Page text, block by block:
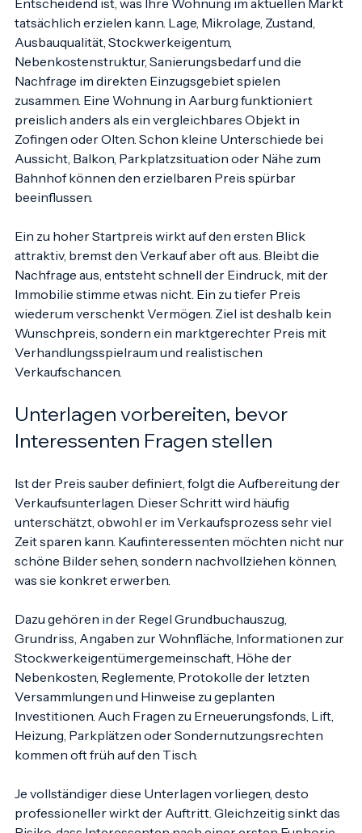
Entscheidend ist, was Ihre Wohnung im aktuellen Markt
tatsächlich erzielen kann. Lage, Mikrolage, Zustand,
Ausbauqualität, Stockwerkeigentum,
Nebenkostenstruktur, Sanierungsbedarf und die
Nachfrage im direkten Einzugsgebiet spielen
zusammen. Eine Wohnung in Aarburg funktioniert
preislich anders als ein vergleichbares Objekt in
Zofingen oder Olten. Schon kleine Unterschiede bei
Aussicht, Balkon, Parkplatzsituation oder Nähe zum
Bahnhof können den erzielbaren Preis spürbar
Ein zu hoher Startpreis wirkt auf den ersten Blick
attraktiv, bremst den Verkauf aber oft aus. Bleibt die
Nachfrage aus, entsteht schnell der Eindruck, mit der
Immobilie stimme etwas nicht. Ein zu tiefer Preis
wiederum verschenkt Vermögen. Ziel ist deshalb kein
Wunschpreis, sondern ein marktgerechter Preis mit
Verhandlungsspielraum und realistischen
Unterlagen vorbereiten, bevor
Ist der Preis sauber definiert, folgt die Aufbereitung der
Verkaufsunterlagen. Dieser Schritt wird häufig
unterschätzt, obwohl er im Verkaufsprozess sehr viel
Zeit sparen kann. Kaufinteressenten möchten nicht nur
schöne Bilder sehen, sondern nachvollziehen können,
Dazu gehören in der Regel Grundbuchauszug,
Grundriss, Angaben zur Wohnfläche, Informationen zur
Stockwerkeigentümergemeinschaft, Höhe der
Nebenkosten, Reglemente, Protokolle der letzten
Versammlungen und Hinweise zu geplanten
Investitionen. Auch Fragen zu Erneuerungsfonds, Lift,
Heizung, Parkplätzen oder Sondernutzungsrechten
Je vollständiger diese Unterlagen vorliegen, desto